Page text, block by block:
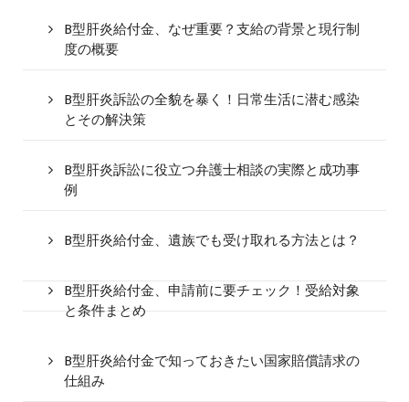
B型肝炎給付金、なぜ重要？支給の背景と現行制
度の概要
B型肝炎訴訟の全貌を暴く！日常生活に潜む感染
とその解決策
B型肝炎訴訟に役立つ弁護士相談の実際と成功事
例
B型肝炎給付金、遺族でも受け取れる方法とは？
B型肝炎給付金、申請前に要チェック！受給対象
と条件まとめ
B型肝炎給付金で知っておきたい国家賠償請求の
仕組み